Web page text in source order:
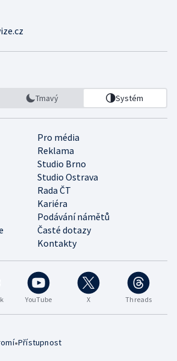
Tmavý Systém
Pro média
Reklama
Studio Brno
Studio Ostrava
Rada ČT
Kariéra
Podávání námětů
Časté dotazy
Kontakty
YouTube X Threads
•Přístupnost